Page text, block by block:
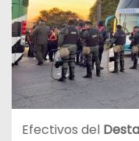
Efectivos del